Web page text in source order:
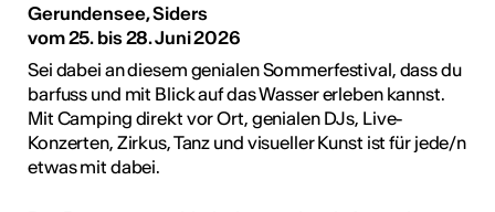
Gerundensee, Siders
vom 25. bis 28. Juni 2026
Sei dabei an diesem genialen Sommerfestival, dass du
barfuss und mit Blick auf das Wasser erleben kannst.
Mit Camping direkt vor Ort, genialen DJs, Live-
Konzerten, Zirkus, Tanz und visueller Kunst ist für jede/n
etwas mit dabei.